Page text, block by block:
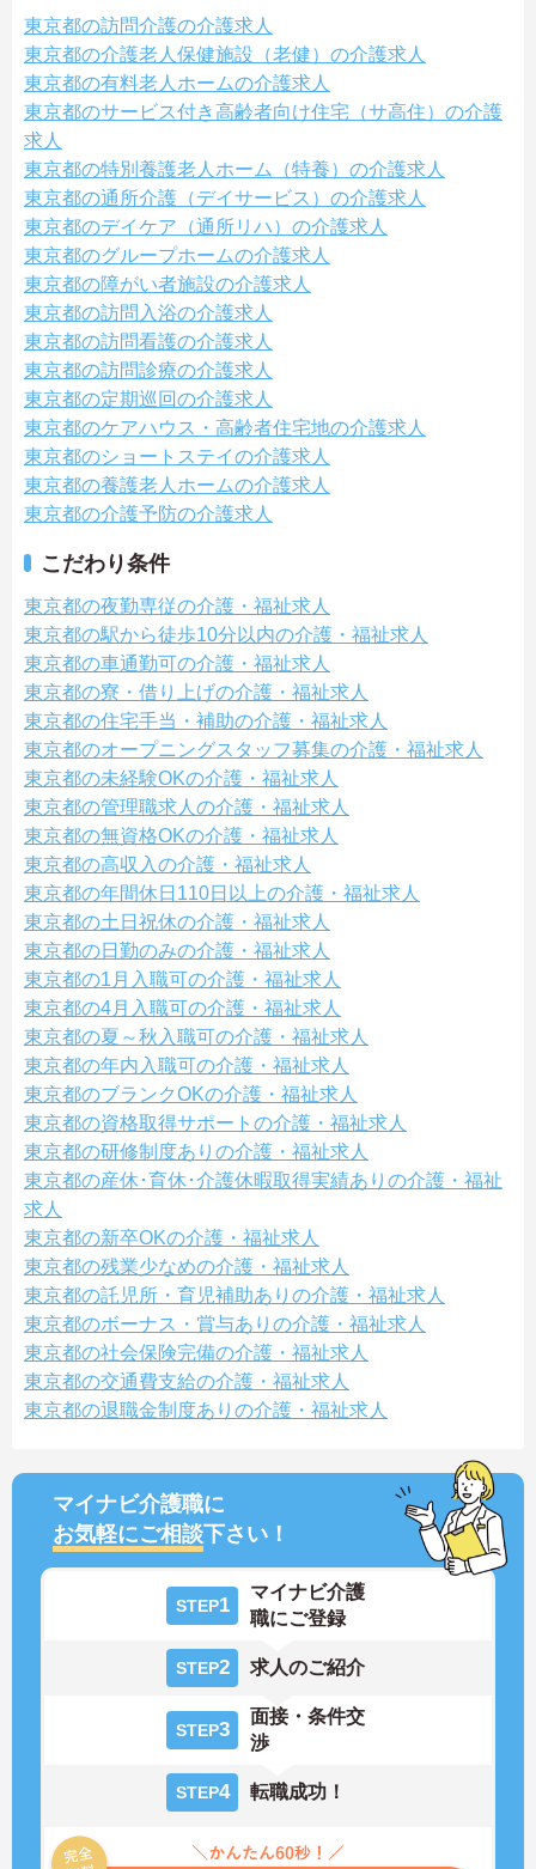
東京都の訪問介護の介護求人
東京都の介護老人保健施設（老健）の介護求人
東京都の有料老人ホームの介護求人
東京都のサービス付き高齢者向け住宅（サ高住）の介護
求人
東京都の特別養護老人ホーム（特養）の介護求人
東京都の通所介護（デイサービス）の介護求人
東京都のデイケア（通所リハ）の介護求人
東京都のグループホームの介護求人
東京都の障がい者施設の介護求人
東京都の訪問入浴の介護求人
東京都の訪問看護の介護求人
東京都の訪問診療の介護求人
東京都の定期巡回の介護求人
東京都のケアハウス・高齢者住宅地の介護求人
東京都のショートステイの介護求人
東京都の養護老人ホームの介護求人
東京都の介護予防の介護求人
こだわり条件
東京都の夜勤専従の介護・福祉求人
東京都の駅から徒歩10分以内の介護・福祉求人
東京都の車通勤可の介護・福祉求人
東京都の寮・借り上げの介護・福祉求人
東京都の住宅手当・補助の介護・福祉求人
東京都のオープニングスタッフ募集の介護・福祉求人
東京都の未経験OKの介護・福祉求人
東京都の管理職求人の介護・福祉求人
東京都の無資格OKの介護・福祉求人
東京都の高収入の介護・福祉求人
東京都の年間休日110日以上の介護・福祉求人
東京都の土日祝休の介護・福祉求人
東京都の日勤のみの介護・福祉求人
東京都の1月入職可の介護・福祉求人
東京都の4月入職可の介護・福祉求人
東京都の夏～秋入職可の介護・福祉求人
東京都の年内入職可の介護・福祉求人
東京都のブランクOKの介護・福祉求人
東京都の資格取得サポートの介護・福祉求人
東京都の研修制度ありの介護・福祉求人
東京都の産休･育休･介護休暇取得実績ありの介護・福祉
求人
東京都の新卒OKの介護・福祉求人
東京都の残業少なめの介護・福祉求人
東京都の託児所・育児補助ありの介護・福祉求人
東京都のボーナス・賞与ありの介護・福祉求人
東京都の社会保険完備の介護・福祉求人
東京都の交通費支給の介護・福祉求人
東京都の退職金制度ありの介護・福祉求人
マイナビ介護職に
お気軽にご相談下さい！
STEP1
マイナビ介護
職にご登録
STEP2 求人のご紹介
STEP3
面接・条件交
渉
STEP4 転職成功！